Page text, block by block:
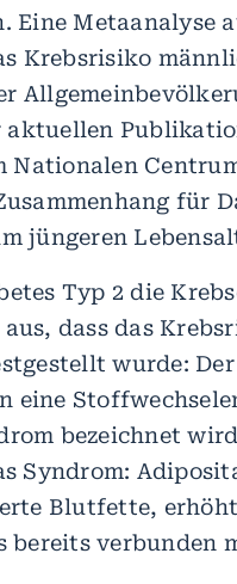
Eine Metaanalyse
Krebsrisiko
aktuellen
Nationalen
für
jüngeren
Typ 2 die
dass das
wurde:
eine
bezeichnet
Syndrom:
Blutfette,
bereits verbunden